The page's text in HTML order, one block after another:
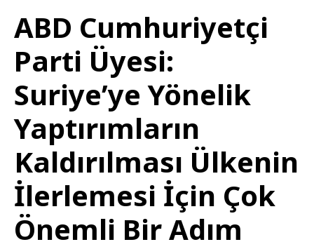
ABD Cumhuriyetçi
Parti Üyesi:
Suriye’ye Yönelik
Yaptırımların
Kaldırılması Ülkenin
İlerlemesi İçin Çok
Önemli Bir Adım